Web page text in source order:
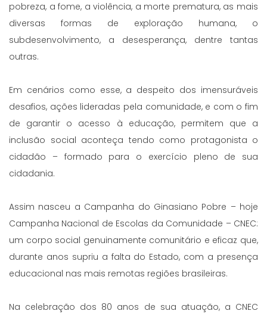
pobreza, a fome, a violência, a morte prematura, as mais
diversas formas de exploração humana, o
subdesenvolvimento, a desesperança, dentre tantas
outras.
Em cenários como esse, a despeito dos imensuráveis
desafios, ações lideradas pela comunidade, e com o fim
de garantir o acesso à educação, permitem que a
inclusão social aconteça tendo como protagonista o
cidadão – formado para o exercício pleno de sua
cidadania.
Assim nasceu a Campanha do Ginasiano Pobre – hoje
Campanha Nacional de Escolas da Comunidade – CNEC:
um corpo social genuinamente comunitário e eficaz que,
durante anos supriu a falta do Estado, com a presença
educacional nas mais remotas regiões brasileiras.
Na celebração dos 80 anos de sua atuação, a CNEC